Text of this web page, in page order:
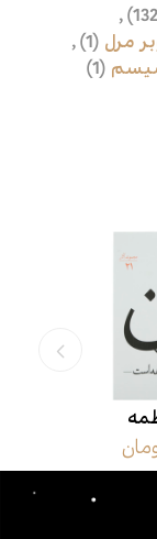
,
مرل (1)
,
(1)